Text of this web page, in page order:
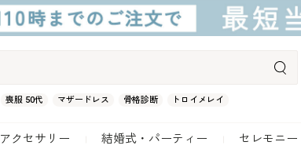
喪服 50代 マザードレス 骨格診断 トロイメレイ
アクセサリー 結婚式・パーティー セレモニー